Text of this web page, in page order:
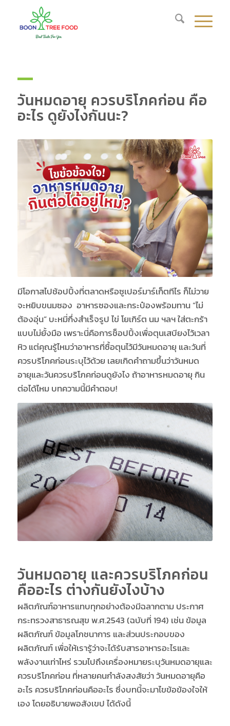
วันหมดอายุ ควรบริโภคก่อน คือ
อะไร ดูยังไงกันนะ?
มีโอกาสไปช้อปปิ้งที่ตลาดหรือซูเปอร์มาร์เก็ตทีไร ก็ไม่วาย
จะหยิบขนมซอง อาหารซองและกระป๋องพร้อมทาน “ไม่
ต้องอุ่น” บะหมี่กึ่งสำเร็จรูป ไข่ โยเกิร์ต นม ฯลฯ ใส่ตะกร้า
แบบไม่ยั้งมือ เพราะนี่คือการช็อปปิ้งเพื่อตุนเสบียงไว้เวลา
หิว แต่คุณรู้ไหมว่าอาหารที่ซื้อตุนไว้มีวันหมดอายุ และวันที่
ควรบริโภคก่อนระบุไว้ด้วย เลยเกิดคำถามขึ้นว่าวันหมด
อายุและวันควรบริโภคก่อนดูยังไง ถ้าอาหารหมดอายุ กิน
ต่อได้ไหม บทความนี้มีคำตอบ!
วันหมดอายุ และควรบริโภคก่อน
คืออะไร ต่างกันยังไงบ้าง
ผลิตภัณฑ์อาหารแทบทุกอย่างต้องมีฉลากตาม ประกาศ
กระทรวงสาธารณสุข พ.ศ.2543 (ฉบับที่ 194) เช่น ข้อมูล
ผลิตภัณฑ์ ข้อมูลโภชนาการ และส่วนประกอบของ
ผลิตภัณฑ์ เพื่อให้เรารู้ว่าจะได้รับสารอาหารอะไรและ
พลังงานเท่าไหร่ รวมไปถึงเครื่องหมายระบุวันหมดอายุและ
ควรบริโภคก่อน ที่หลายคนกำลังสงสัยว่า วันหมดอายุคือ
อะไร ควรบริโภคก่อนคืออะไร ซึ่งบทนี้จะมาไขข้อข้องใจให้
เอง โดยอธิบายพอสังเขป ได้ดังนี้